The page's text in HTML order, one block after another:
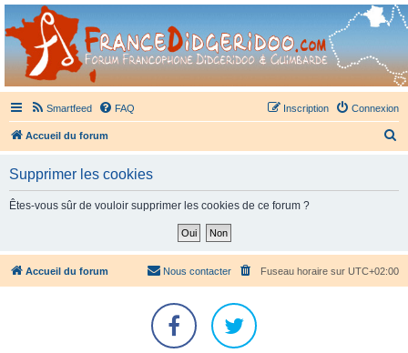
France Didgeridoo
Didgeridoo et Guimbarde sur France Didgeridoo - retrouvez la communauté.
Smartfeed FAQ Connexion
Inscription
Accueil du forum
c
h
Supprimer les cookies
Êtes-vous sûr de vouloir supprimer les cookies de ce forum ?
Accueil du forum Fuseau horaire sur UTC+02:00
Nous contacter